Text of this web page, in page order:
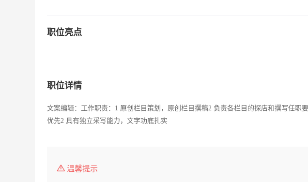
职位亮点
职位详情
文案编辑：工作职责：1 原创栏目策划，原创栏目撰稿2 负责各栏目的探店和撰写任职
优先2 具有独立采写能力，文字功底扎实
温馨提示